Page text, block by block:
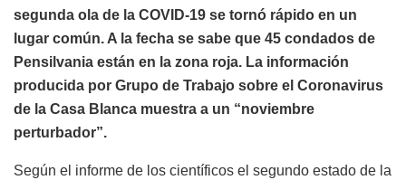
segunda ola de la COVID-19 se tornó rápido en un
lugar común. A la fecha se sabe que 45 condados de
Pensilvania están en la zona roja. La información
producida por Grupo de Trabajo sobre el Coronavirus
de la Casa Blanca muestra a un “noviembre
perturbador”.
Según el informe de los científicos el segundo estado de la